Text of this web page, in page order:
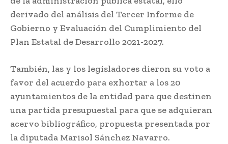
derivado del análisis del Tercer Informe de
Gobierno y Evaluación del Cumplimiento del
Plan Estatal de Desarrollo 2021-2027.
También, las y los legisladores dieron su voto a
favor del acuerdo para exhortar a los 20
ayuntamientos de la entidad para que destinen
una partida presupuestal para que se adquieran
acervo bibliográfico, propuesta presentada por
la diputada Marisol Sánchez Navarro.